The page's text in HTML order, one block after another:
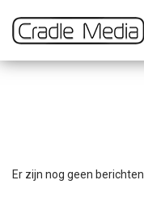
Er zijn nog geen berichten